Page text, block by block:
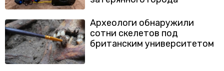
Археологи обнаружили
сотни скелетов под
британским университетом